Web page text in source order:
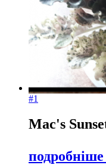
#1
Mac's